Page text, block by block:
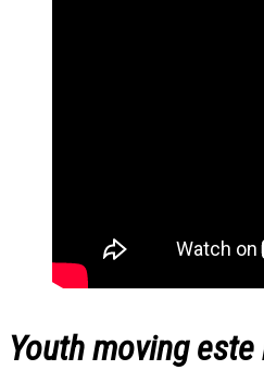
Youth moving este